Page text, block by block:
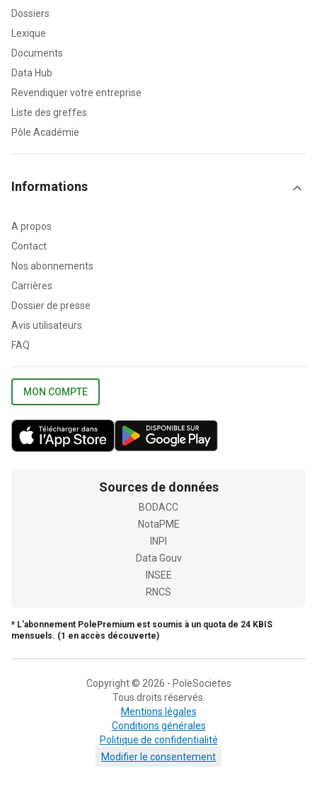
Dossiers
Lexique
Documents
Data Hub
Revendiquer votre entreprise
Liste des greffes
Pôle Académie
Informations
A propos
Contact
Nos abonnements
Carrières
Dossier de presse
Avis utilisateurs
FAQ
MON COMPTE
Sources de données
BODACC
NotaPME
INPI
Data Gouv
INSEE
RNCS
* L'abonnement PolePremium est soumis à un quota de 24 KBIS
mensuels. (1 en accès découverte)
Copyright © 2026 - PoleSocietes
Tous droits réservés.
Mentions légales
Conditions générales
Politique de confidentialité
Modifier le consentement